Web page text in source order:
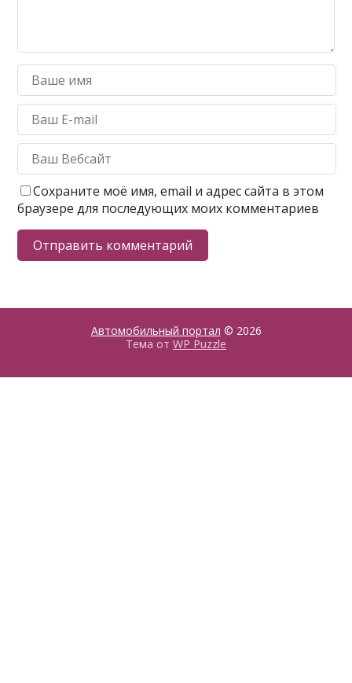
Сохраните моё имя, email и адрес сайта в этом
браузере для последующих моих комментариев
Автомобильный портал © 2026
Тема от WP Puzzle